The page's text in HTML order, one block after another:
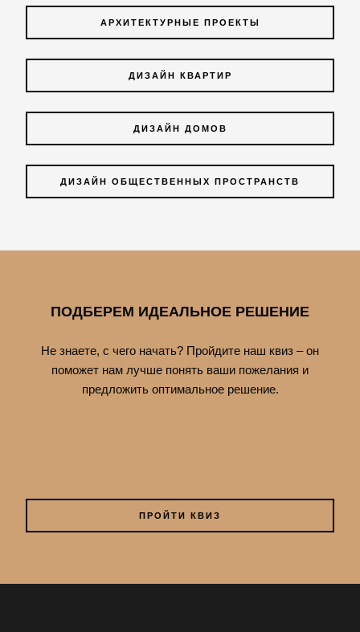
АРХИТЕКТУРНЫЕ ПРОЕКТЫ
ДИЗАЙН КВАРТИР
ДИЗАЙН ДОМОВ
ДИЗАЙН ОБЩЕСТВЕННЫХ ПРОСТРАНСТВ
ПОДБЕРЕМ ИДЕАЛЬНОЕ РЕШЕНИЕ
Не знаете, с чего начать? Пройдите наш квиз – он
поможет нам лучше понять ваши пожелания и
предложить оптимальное решение.
ПРОЙТИ КВИЗ